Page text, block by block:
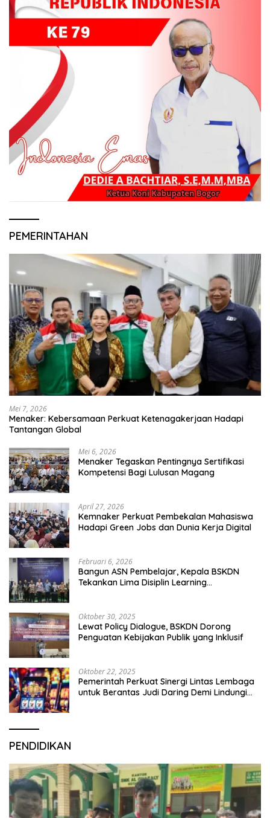
PEMERINTAHAN
Mei 7, 2026
Menaker: Kebersamaan Perkuat Ketenagakerjaan Hadapi
Tantangan Global
Mei 6, 2026
Menaker Tegaskan Pentingnya Sertifikasi
Kompetensi Bagi Lulusan Magang
April 27, 2026
Kemnaker Perkuat Pembekalan Mahasiswa
Hadapi Green Jobs dan Dunia Kerja Digital
Februari 6, 2026
Bangun ASN Pembelajar, Kepala BSKDN
Tekankan Lima Disiplin Learning
Oktober 30, 2025
Lewat Policy Dialogue, BSKDN Dorong
Penguatan Kebijakan Publik yang Inklusif
Oktober 22, 2025
Pemerintah Perkuat Sinergi Lintas Lembaga
untuk Berantas Judi Daring Demi Lindungi
PENDIDIKAN